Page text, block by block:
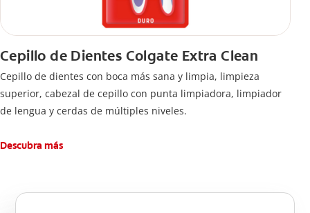
Cepillo de Dientes Colgate Extra Clean
Cepillo de dientes con boca más sana y limpia, limpieza
superior, cabezal de cepillo con punta limpiadora, limpiador
de lengua y cerdas de múltiples niveles.
Descubra más